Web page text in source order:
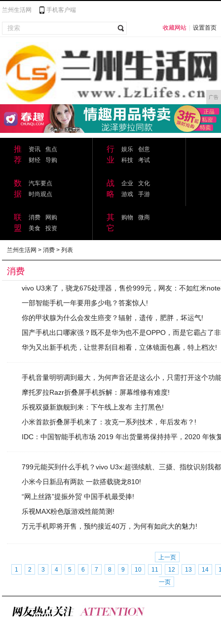
兰州生活网 手机客户端
收藏网站 设置首页
广告
推
荐
资讯
焦点
财经
导购
行
业
娱乐
创意
科技
考试
数
据
汽车要点
时尚观点
战
略
企业
文化
游戏
手游
联
盟
消费
网购
美食
投资
其
它
购物 微商
兰州生活网 >消费 > 列表
消费
vivo U3来了，骁龙675处理器，售价999元，网友：不如红米
一部智能手机一年要用多少电？答案惊人!
你的甲状腺为什么会发生癌变？辐射，遗传，肥胖，坏运气!
国产手机出口哪家强？既不是华为也不是OPPO，而是它霸占了
华为又出新手机壳，让世界刮目相看，立体镜面包裹，特上档次!
手机音量明明调到最大，为何声音还是这么小，只需打开这个功
摩托罗拉Razr折叠屏手机拆解：屏幕维修有难度!
乐视双摄新旗舰到来：下午线上发布 主打黑色!
小米首款折叠屏手机来了：攻克一系列技术，年后发布？!
IDC：中国智能手机市场 2019 年出货量将保持持平，2020 年恢
799元能买到什么手机？vivo U3x:超强续航、三摄、指纹识别我
小米今日新品有两款 一款搭载骁龙810!
“网上丝路”提振外贸 中国手机最受捧!
乐视MAX粉色版游戏性能简测!
万元手机即将开售，预约接近40万，为何有如此大的魅力!
上一页
1
2 3 4 5 6 7 8 9 10 11 12 13 14
一页